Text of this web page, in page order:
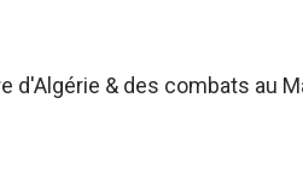
d'Algérie & des combats au